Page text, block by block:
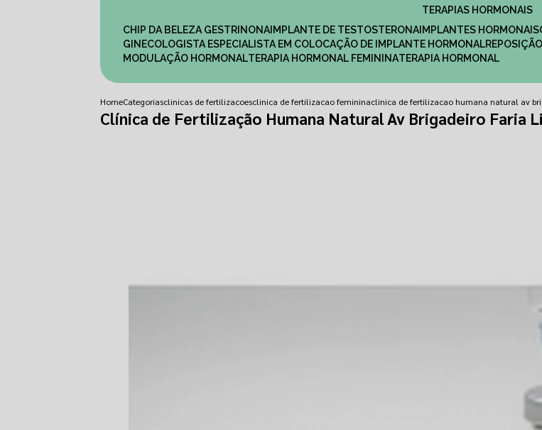
TERAPIAS HORMONAIS
CHIP DA BELEZA GESTRINONA IMPLANTE DE TESTOSTERONA IMPLANTES HORMONAIS
GINECOLOGISTA ESPECIALISTA EM COLOCAÇÃO DE IMPLANTE HORMONAL
MODULAÇÃO HORMONAL
TERAPIA HORMONAL FEMININA TERAPIA HORMONAL
HomeCategoriasclinicas de fertilizacoesclinica de fertilizacao femininaclinica de fertilizacao humana natural av
Clínica de Fertilização Humana Natural Av Brigadeiro Faria